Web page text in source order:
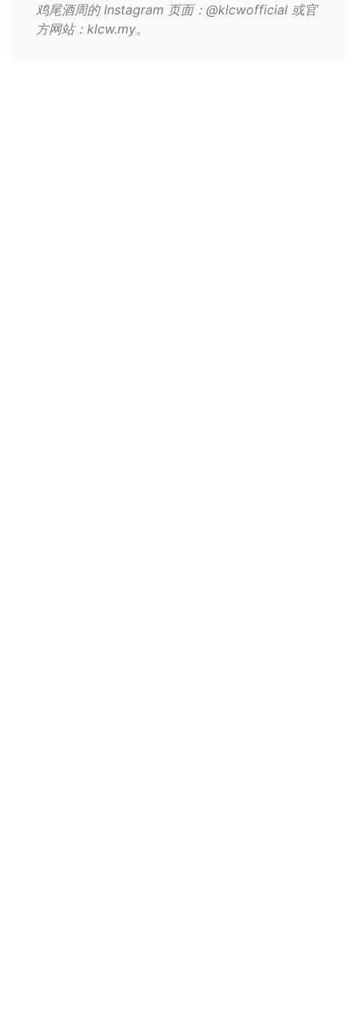
鸡尾酒周的 Instagram 页面：@klcwofficial 或官
方网站：klcw.my。